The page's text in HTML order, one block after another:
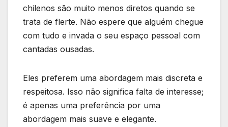
chilenos são muito menos diretos quando se
trata de flerte. Não espere que alguém chegue
com tudo e invada o seu espaço pessoal com
cantadas ousadas.
Eles preferem uma abordagem mais discreta e
respeitosa. Isso não significa falta de interesse;
é apenas uma preferência por uma
abordagem mais suave e elegante.